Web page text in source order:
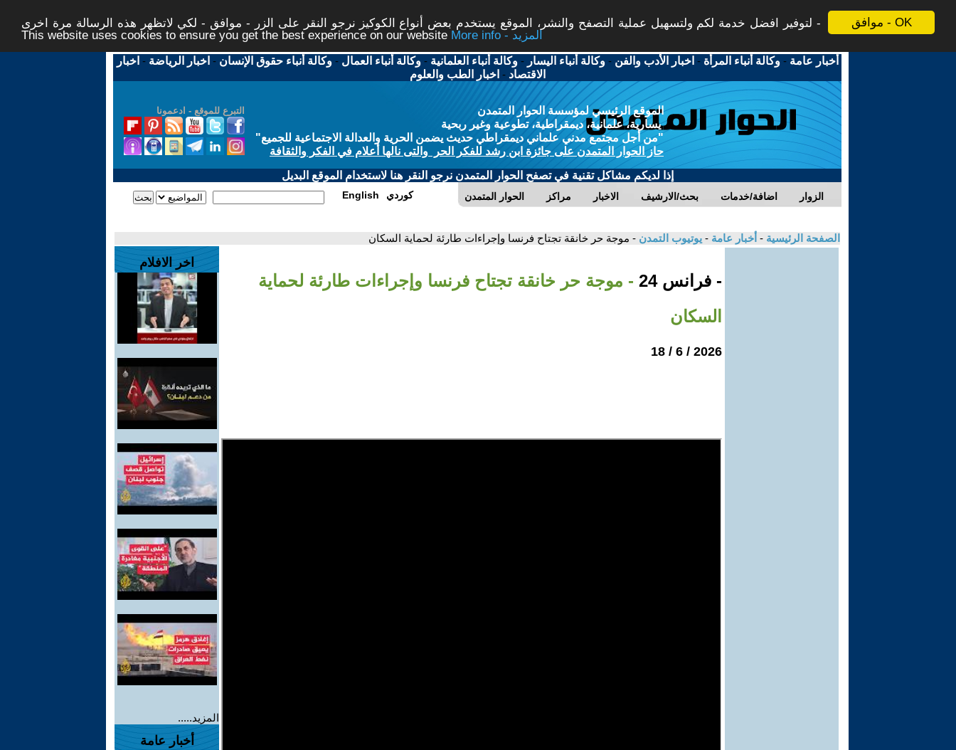
موافق - OK
لتوفير افضل خدمة لكم ولتسهيل عملية التصفح والنشر، الموقع يستخدم بعض أنواع الكوكيز نرجو النقر على الزر - موافق - لكي لاتظهر هذه الرسالة مرة اخرى -
This website uses cookies to ensure you get the best experience on our website
More info - المزيد
أخبار عامة -وكالة أنباء المرأة - اخبار الأدب والفن -وكالة أنباء اليسار -وكالة أنباء العلمانية -وكالة أنباء العمال -وكالة أنباء حقوق الإنسان - اخبار الرياضة - اخبار
الاقتصاد - اخبار الطب والعلوم
التبرع للموقع - ادعمونا
الموقع الرئيسي لمؤسسة الحوار المتمدن
يسارية، علمانية، ديمقراطية، تطوعية وغير ربحية
"من أجل مجتمع مدني علماني ديمقراطي حديث يضمن الحرية والعدالة الاجتماعية للجميع"
حاز الحوار المتمدن على جائزة ابن رشد للفكر الحر والتى نالها أعلام في الفكر والثقافة
إذا لديكم مشاكل تقنية في تصفح الحوار المتمدن نرجو النقر هنا لاستخدام الموقع البديل
الحوار المتمدن مراكز الاخبار بحث/الارشيف اضافة/خدمات الزوار English كوردي
الصفحة الرئيسية - أخبار عامة - يوتيوب التمدن - موجة حر خانقة تجتاح فرنسا وإجراءات طارئة لحماية السكان
- فرانس 24
- موجة حر خانقة تجتاح فرنسا وإجراءات طارئة لحماية
السكان
2026 / 6 / 18
اخر الافلام
المزيد.....
أخبار عامة